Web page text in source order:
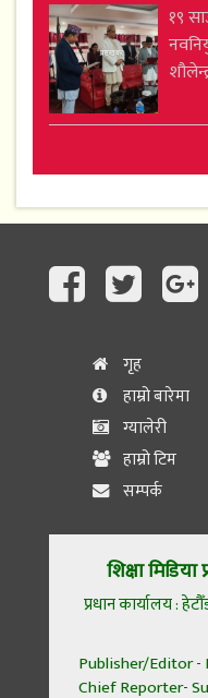
१९
गृह
हाम्रो बारेमा
ग्यालेरी
हाम्रो टिम
सम्पर्क
शिक्षा
प्रधान कार्यालय :
Publisher/Editor -
Chief Reporter-